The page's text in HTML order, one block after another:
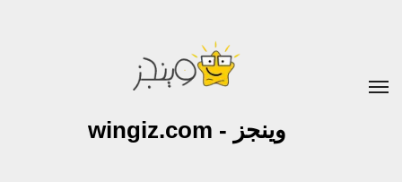
وينجز - wingiz.com